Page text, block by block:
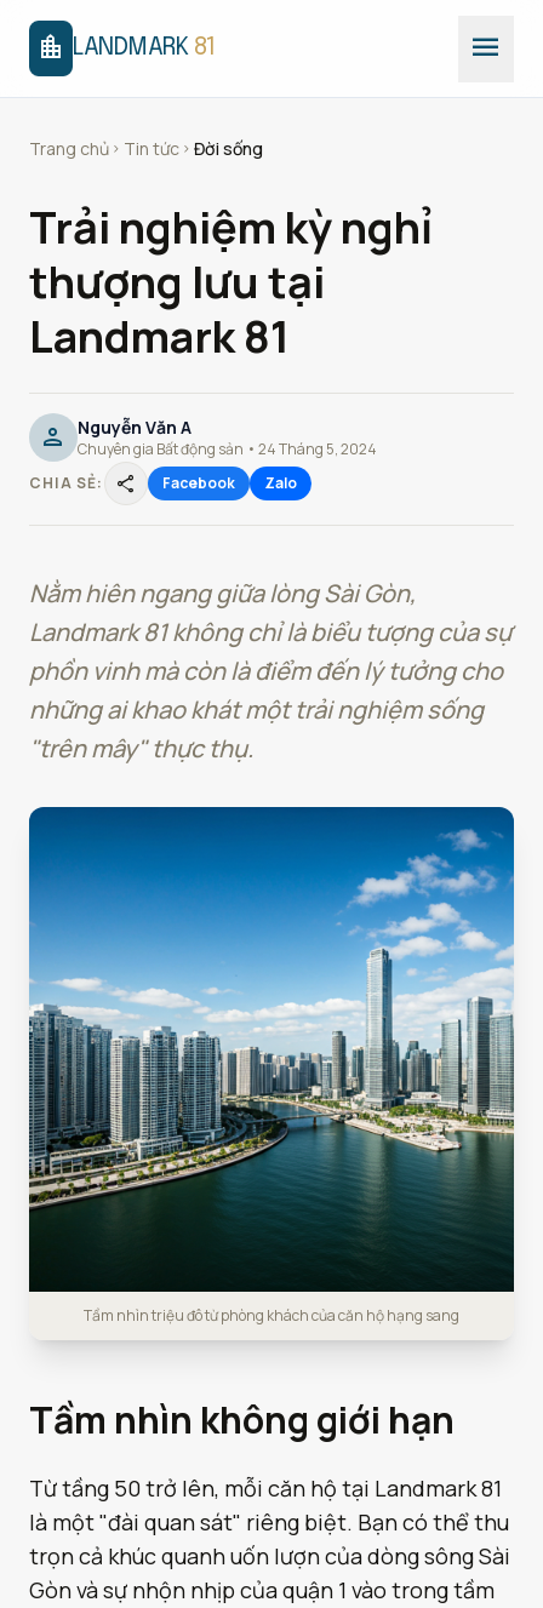
location_city LANDMARK 81 menu
Trang chủ chevron_right Tin tức chevron_right Đời sống
Trải nghiệm kỳ nghỉ
thượng lưu tại
Landmark 81
person Nguyễn Văn A
Chuyên gia Bất động sản • 24 Tháng 5, 2024
CHIA SẺ:
share Facebook Zalo
Nằm hiên ngang giữa lòng Sài Gòn,
Landmark 81 không chỉ là biểu tượng của sự
phồn vinh mà còn là điểm đến lý tưởng cho
những ai khao khát một trải nghiệm sống
"trên mây" thực thụ.
Tầm nhìn triệu đô từ phòng khách của căn hộ hạng sang
Tầm nhìn không giới hạn
Từ tầng 50 trở lên, mỗi căn hộ tại Landmark 81
là một "đài quan sát" riêng biệt. Bạn có thể thu
trọn cả khúc quanh uốn lượn của dòng sông Sài
Gòn và sự nhộn nhịp của quận 1 vào trong tầm